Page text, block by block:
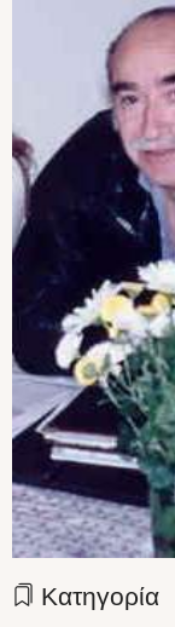
Κατηγορία